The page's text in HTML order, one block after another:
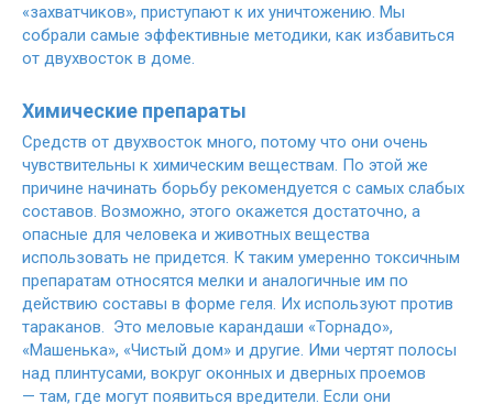
«захватчиков», приступают к их уничтожению. Мы
собрали самые эффективные методики, как избавиться
от двухвосток в доме.
Химические препараты
Средств от двухвосток много, потому что они очень
чувствительны к химическим веществам. По этой же
причине начинать борьбу рекомендуется с самых слабых
составов. Возможно, этого окажется достаточно, а
опасные для человека и животных вещества
использовать не придется. К таким умеренно токсичным
препаратам относятся мелки и аналогичные им по
действию составы в форме геля. Их используют против
тараканов. Это меловые карандаши «Торнадо»,
«Машенька», «Чистый дом» и другие. Ими чертят полосы
над плинтусами, вокруг оконных и дверных проемов
— там, где могут появиться вредители. Если они